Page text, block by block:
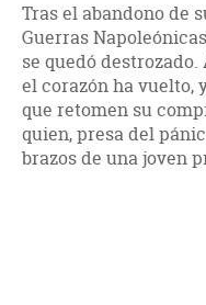
Tras el abandono de
Guerras
se quedó
el corazón ha vuelto,
que retomen su
quien, presa del
brazos de una joven